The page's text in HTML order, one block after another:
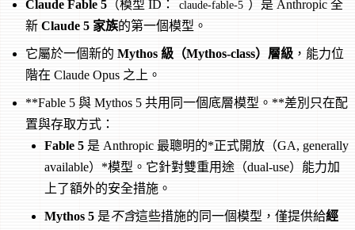
Claude Fable 5 （模型 ID： claude-fable-5 ）是 Anthropic 全
新 Claude 5 家族的第一個模型。
它屬於一個新的 Mythos 級（Mythos-class）層級 ，能力位
階在 Claude Opus 之上。
**Fable 5 與 Mythos 5 共用同一個底層模型。**差別只在配
置與存取方式：
Fable 5 是 Anthropic 最聰明的*正式開放（GA, generally
available）*模型。它針對雙重用途（dual-use）能力加
上了額外的安全措施。
Mythos 5 是不含這些措施的同一個模型，僅提供給經